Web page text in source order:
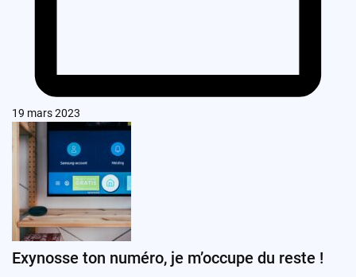
19 mars 2023
Exynosse ton numéro, je m’occupe du reste !